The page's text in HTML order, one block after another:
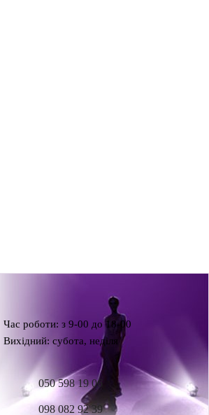
Час роботи: з 9-00 до 18-00
Вихідний: субота, неділя
050 598 19 06
098 082 92 39